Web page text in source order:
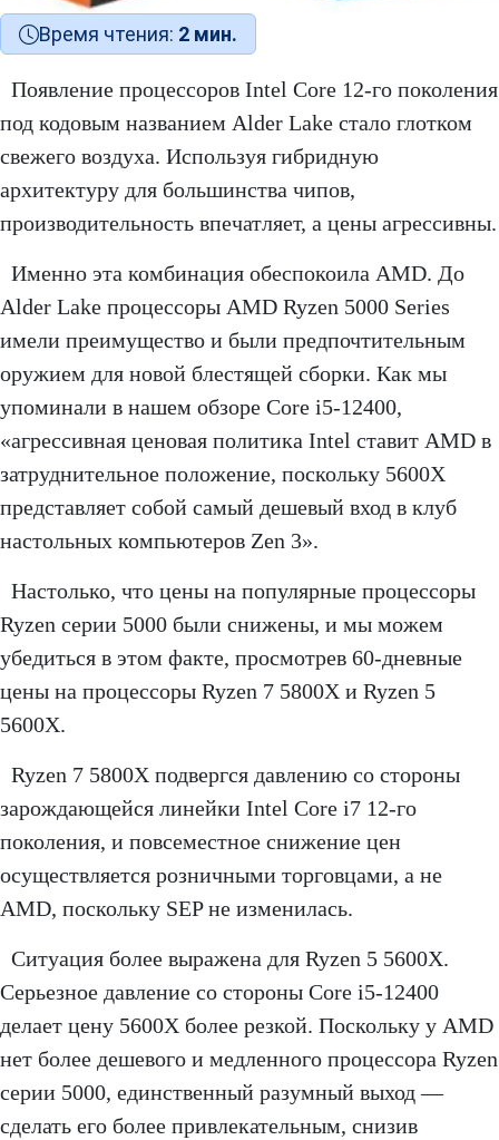
Время чтения: 2 мин.
Появление процессоров Intel Core 12-го поколения
под кодовым названием Alder Lake стало глотком
свежего воздуха. Используя гибридную
архитектуру для большинства чипов,
производительность впечатляет, а цены агрессивны.
Именно эта комбинация обеспокоила AMD. До
Alder Lake процессоры AMD Ryzen 5000 Series
имели преимущество и были предпочтительным
оружием для новой блестящей сборки. Как мы
упоминали в нашем обзоре Core i5-12400,
«агрессивная ценовая политика Intel ставит AMD в
затруднительное положение, поскольку 5600X
представляет собой самый дешевый вход в клуб
настольных компьютеров Zen 3».
Настолько, что цены на популярные процессоры
Ryzen серии 5000 были снижены, и мы можем
убедиться в этом факте, просмотрев 60-дневные
цены на процессоры Ryzen 7 5800X и Ryzen 5
5600X.
Ryzen 7 5800X подвергся давлению со стороны
зарождающейся линейки Intel Core i7 12-го
поколения, и повсеместное снижение цен
осуществляется розничными торговцами, а не
AMD, поскольку SEP не изменилась.
Ситуация более выражена для Ryzen 5 5600X.
Серьезное давление со стороны Core i5-12400
делает цену 5600X более резкой. Поскольку у AMD
нет более дешевого и медленного процессора Ryzen
серии 5000, единственный разумный выход —
сделать его более привлекательным, снизив